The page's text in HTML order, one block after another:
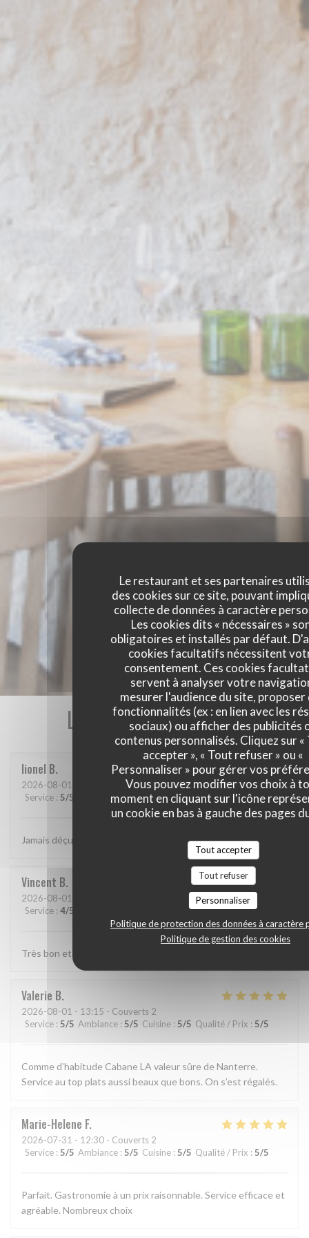
Le restaurant et ses partenaires
des cookies sur ce site, pouvant
collecte de données à caractère
Les cookies dits « nécessaires »
obligatoires et installés par défaut.
cookies facultatifs nécessitent
consentement. Ces cookies
servent à analyser votre
mesurer l'audience du site, proposer
fonctionnalités (ex : en lien avec les
sociaux) ou afficher des publicités
contenus personnalisés. Cliquez sur «
accepter », « Tout refuser » ou «
Personnaliser » pour gérer vos
Vous pouvez modifier vos choix à
moment en cliquant sur l'icône
un cookie en bas à gauche des pages
Tout accepter
Tout refuser
Personnaliser
Politique de protection des données à caractère
Politique de gestion des cookies
Les avis de nos clients
lionel B
2026-08-01
- 20:15 - Couverts 2
Service : 5/5 Ambiance:5/5 Cuisine :5/5 Qualité / Prix:5/5
Jamais déçu chez cabane.. jf Bury et ses lutins sont au top..
Vincent B
2026-08-01
Service : 4/5 /5 Qualité / Prix:5
Très bon et très bien presenté
Valerie B
2026-08-01 - 13:15 - Couverts 2
Service : 5/5 Ambiance : 5/5 Cuisine : 5/5 Qualité / Prix : 5/5
Comme d’habitude Cabane LA valeur sûre de Nanterre.
Service au top plats aussi beaux que bons. On s’est régalés.
Marie-Helene F
2026-07-31 - 12:30 - Couverts 2
Service : 5/5 Ambiance : 5/5 Cuisine : 5/5 Qualité / Prix : 5/5
Parfait. Gastronomie à un prix raisonnable. Service efficace et
agréable. Nombreux choix